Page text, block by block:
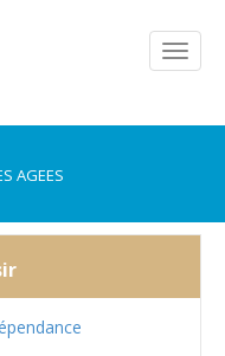
AGEES